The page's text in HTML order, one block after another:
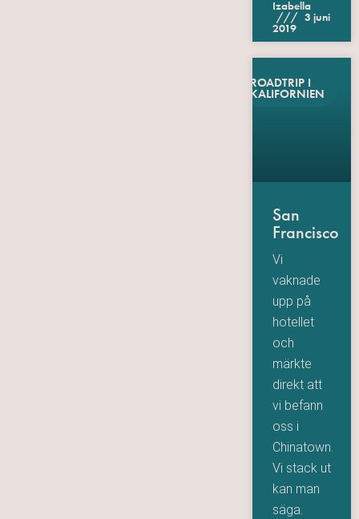
Izabella
3 juni
2019
ROADTRIP I
KALIFORNIEN
San
Francisco
Vi
vaknade
upp på
hotellet
och
märkte
direkt att
vi befann
oss i
Chinatown.
Vi stack ut
kan man
säga.